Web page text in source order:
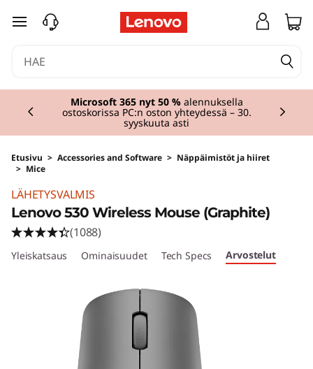
siirry pääsisältöön
Microsoft 365 nyt 50 %alennuksella
ostoskorissa PC:n oston yhteydessä – 30.
syyskuuta asti
Currently displaying item 3 of 3
Etusivu > Accessories and Software > Näppäimistöt ja hiiret
> Mice
LÄHETYSVALMIS
Lenovo 530 Wireless Mouse (Graphite)
(1088)
Yleiskatsaus Ominaisuudet Tech Specs Arvostelut